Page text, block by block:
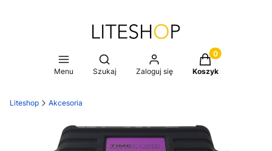
Menu
Otwórz wyszukiwarkę
Szukaj Zaloguj się
Produkty w
Koszyk
Liteshop Akcesoria